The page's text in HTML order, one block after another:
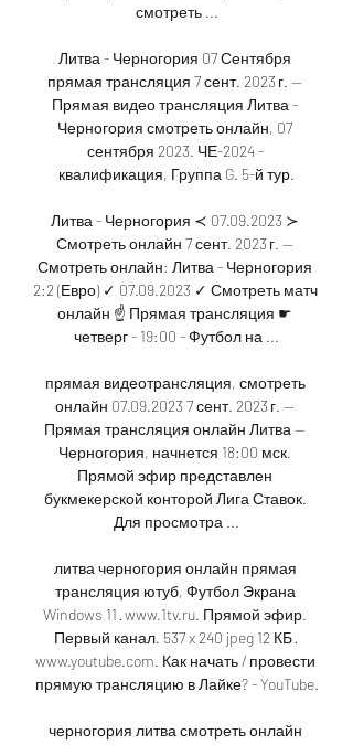
смотреть ...
Литва - Черногория 07 Сентября
прямая трансляция 7 сент. 2023 г. —
Прямая видео трансляция Литва -
Черногория смотреть онлайн, 07
сентября 2023. ЧЕ-2024 -
квалификация, Группа G. 5-й тур.
Литва - Черногория ≺ 07.09.2023 ≻
Смотреть онлайн 7 сент. 2023 г. —
Смотреть онлайн: Литва - Черногория
2:2 (Евро) ✓️ 07.09.2023 ✓️ Смотреть матч
онлайн ☝ Прямая трансляция ☛
четверг - 19:00 - Футбол на ...
прямая видеотрансляция, смотреть
онлайн 07.09.2023 7 сент. 2023 г. —
Прямая трансляция онлайн Литва —
Черногория, начнется 18:00 мск.
Прямой эфир представлен
букмекерской конторой Лига Ставок.
Для просмотра ...
литва черногория онлайн прямая
трансляция ютуб, Футбол Экрана
Windows 11 · www.1tv.ru. Прямой эфир.
Первый канал. 537 x 240 jpeg 12 КБ ·
www.youtube.com. Как начать / провести
прямую трансляцию в Лайке? - YouTube.
черногория литва смотреть онлайн